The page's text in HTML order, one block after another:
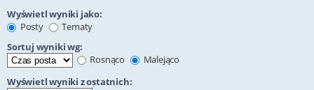
Wyświetl wyniki jako:
Posty
Tematy
Sortuj wyniki wg:
Rosnąco
Malejąco
Wyświetl wyniki z ostatnich: